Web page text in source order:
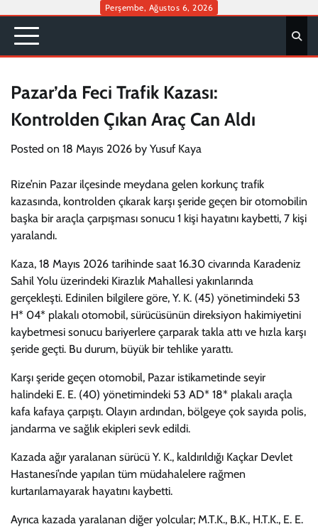
content
Perşembe, Ağustos 6, 2026
Pazar’da Feci Trafik Kazası:
Kontrolden Çıkan Araç Can Aldı
Posted on 18 Mayıs 2026 by Yusuf Kaya
Rize’nin Pazar ilçesinde meydana gelen korkunç trafik
kazasında, kontrolden çıkarak karşı şeride geçen bir otomobilin
başka bir araçla çarpışması sonucu 1 kişi hayatını kaybetti, 7 kişi
yaralandı.
Kaza, 18 Mayıs 2026 tarihinde saat 16.30 civarında Karadeniz
Sahil Yolu üzerindeki Kirazlık Mahallesi yakınlarında
gerçekleşti. Edinilen bilgilere göre, Y. K. (45) yönetimindeki 53
H* 04* plakalı otomobil, sürücüsünün direksiyon hakimiyetini
kaybetmesi sonucu bariyerlere çarparak takla attı ve hızla karşı
şeride geçti. Bu durum, büyük bir tehlike yarattı.
Karşı şeride geçen otomobil, Pazar istikametinde seyir
halindeki E. E. (40) yönetimindeki 53 AD* 18* plakalı araçla
kafa kafaya çarpıştı. Olayın ardından, bölgeye çok sayıda polis,
jandarma ve sağlık ekipleri sevk edildi.
Kazada ağır yaralanan sürücü Y. K., kaldırıldığı Kaçkar Devlet
Hastanesi’nde yapılan tüm müdahalelere rağmen
kurtarılamayarak hayatını kaybetti.
Ayrıca kazada yaralanan diğer yolcular; M.T.K., B.K., H.T.K., E. E.